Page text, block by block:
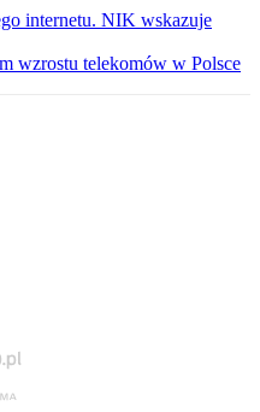
internetu. NIK wskazuje
wzrostu telekomów w Polsce